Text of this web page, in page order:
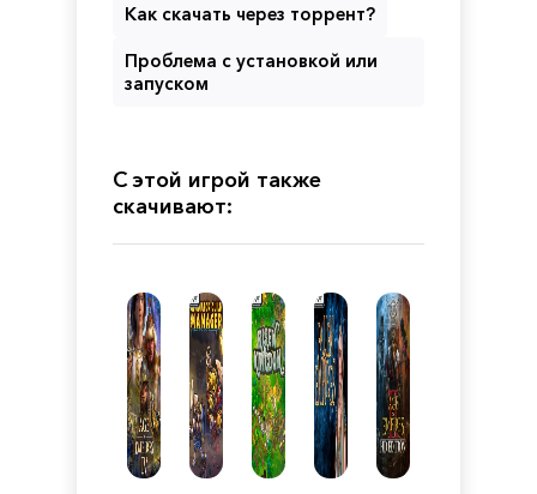
Как скачать через торрент?
Проблема с установкой или
запуском
С этой игрой также
скачивают: